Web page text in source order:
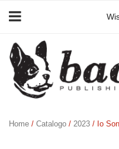
Home / Catalogo / 2023 / Io